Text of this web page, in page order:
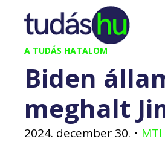
Kilépés
tartalomba
A TUDÁS HATALOM
Biden
meghalt
2024. december 30. • MTI